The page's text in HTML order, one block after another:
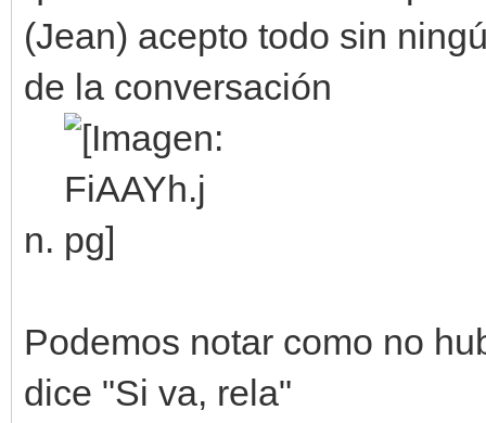
(Jean) acepto todo sin
de la conversación
n.
Podemos notar como no
dice "Si va, rela"